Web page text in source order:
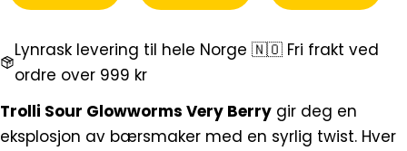
Lynrask levering til hele Norge 🇳🇴 Fri frakt ved
ordre over 999 kr
Trolli Sour Glowworms Very Berry gir deg en
eksplosjon av bærsmaker med en syrlig twist. Hver
Dele
på
Facebook
på
X
på
Pinterest